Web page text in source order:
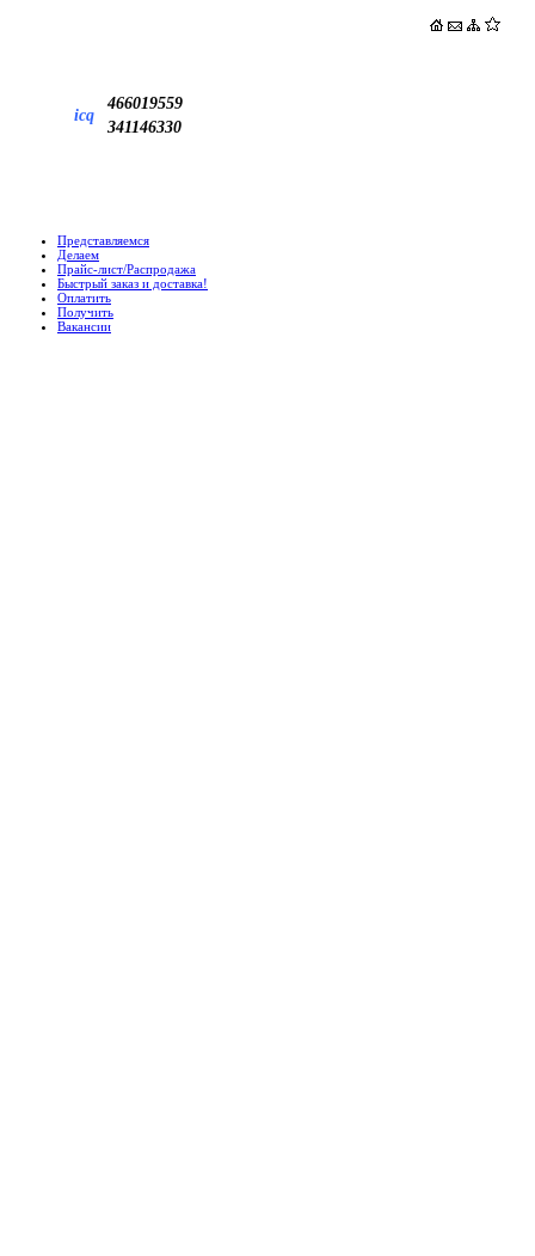
icq
466019559
341146330
Представляемся
Делаем
Прайс-лист/Распродажа
Быстрый заказ и доставка!
Оплатить
Получить
Вакансии